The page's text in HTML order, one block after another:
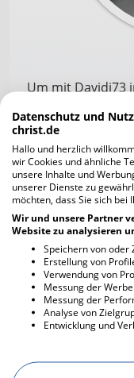
Um mit Davidi73
registrieren. Die
unverbindlich und
Jetzt
Ich
Datenschutz und
christ.de
Hallo und herzlich
wir Cookies und ähnliche
unsere Inhalte und
unserer Dienste zu
möchten, dass Sie sich bei
Wir und unsere Partner
Website zu analysieren
Speichern von
Erstellung von
Verwendung von
Messung der
Messung der
Analyse von
Entwicklung und